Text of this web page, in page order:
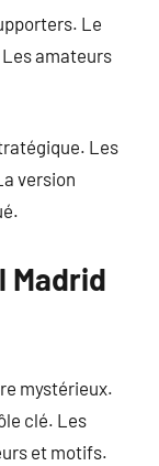
Le
amateurs
Les
version
Madrid
mystérieux.
clé. Les
et motifs.